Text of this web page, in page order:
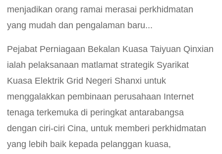
menjadikan orang ramai merasai perkhidmatan
yang mudah dan pengalaman baru...
Pejabat Perniagaan Bekalan Kuasa Taiyuan Qinxian
ialah pelaksanaan matlamat strategik Syarikat
Kuasa Elektrik Grid Negeri Shanxi untuk
menggalakkan pembinaan perusahaan Internet
tenaga terkemuka di peringkat antarabangsa
dengan ciri-ciri Cina, untuk memberi perkhidmatan
yang lebih baik kepada pelanggan kuasa,